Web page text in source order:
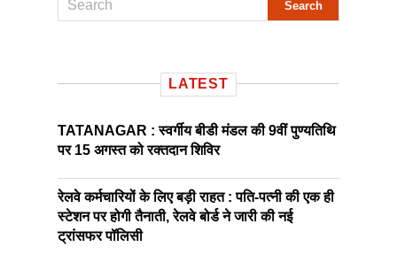
LATEST
TATANAGAR : स्वर्गीय बीडी मंडल की 9वीं पुण्यतिथि
पर 15 अगस्त को रक्तदान शिविर
रेलवे कर्मचारियों के लिए बड़ी राहत : पति-पत्नी की एक ही
स्टेशन पर होगी तैनाती, रेलवे बोर्ड ने जारी की नई
ट्रांसफर पॉलिसी